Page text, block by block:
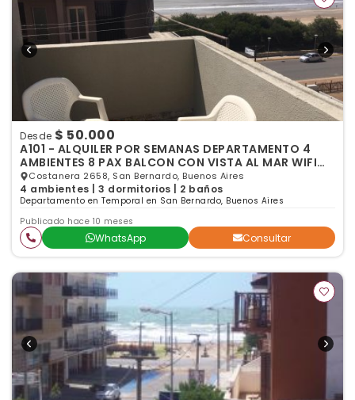
Desde $ 50.000
A101 - ALQUILER POR SEMANAS DEPARTAMENTO 4
AMBIENTES 8 PAX BALCON CON VISTA AL MAR WIFI
SAN BERNARDO
Costanera 2658, San Bernardo, Buenos Aires
4 ambientes | 3 dormitorios | 2 baños
Departamento en Temporal en San Bernardo, Buenos Aires
Publicado hace 10 meses
WhatsApp Consultar